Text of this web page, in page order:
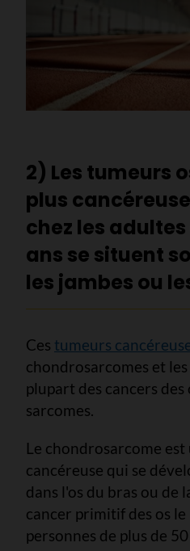
2) Les tumeurs
plus
chez les
ans se situent
les jambes ou
Ces tumeurs
chondrosarcomes et
plupart des cancers des
sarcomes.
Le chondrosarcome
cancéreuse qui se
dans l'os du bras ou de
cancer primitif des os
personnes de plus de 50